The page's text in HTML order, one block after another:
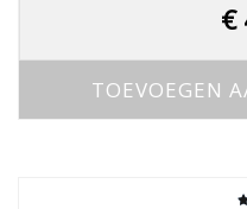
€
TOEVOEGEN